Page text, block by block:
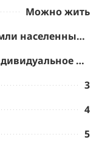
Можно жить
Земли населенных пунктов
Индивидуальное жилищное строительство
3
4
5